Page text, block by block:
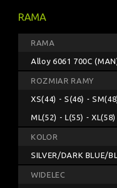
RAMA
RAMA
Alloy 6061 700C
ROZMIAR RAMY
XS(44) - S(46) -
ML(52) - L(55) - XL(58)
KOLOR
SILVER/DARK BLUE/
WIDELEC